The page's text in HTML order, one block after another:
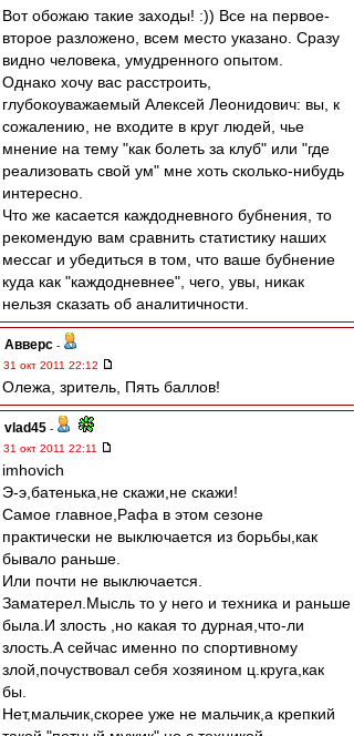
Вот обожаю такие заходы! :)) Все на первое-
второе разложено, всем место указано. Сразу
видно человека, умудренного опытом.
Однако хочу вас расстроить,
глубокоуважаемый Алексей Леонидович: вы, к
сожалению, не входите в круг людей, чье
мнение на тему "как болеть за клуб" или "где
реализовать свой ум" мне хоть сколько-нибудь
интересно.
Что же касается каждодневного бубнения, то
рекомендую вам сравнить статистику наших
мессаг и убедиться в том, что ваше бубнение
куда как "каждодневнее", чего, увы, никак
нельзя сказать об аналитичности.
Авверс -
31 окт 2011 22:12
Олежа, зритель, Пять баллов!
vlad45 -
31 окт 2011 22:11
imhovich
Э-э,батенька,не скажи,не скажи!
Самое главное,Рафа в этом сезоне
практически не выключается из борьбы,как
бывало раньше.
Или почти не выключается.
Заматерел.Мысль то у него и техника и раньше
была.И злость ,но какая то дурная,что-ли
злость.А сейчас именно по спортивному
злой,почуствовал себя хозяином ц.круга,как
бы.
Нет,мальчик,скорее уже не мальчик,а крепкий